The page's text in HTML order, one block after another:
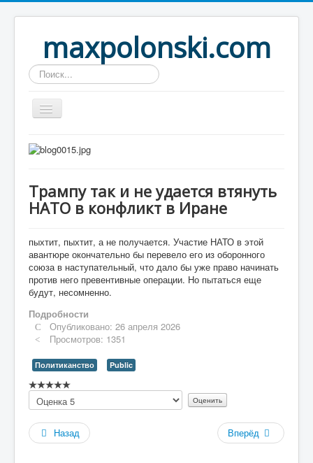
maxpolonski.com
Искать...
Home
Рассказы
Контакты
Вход
Трампу так и не удается втянуть
НАТО в конфликт в Иране
пыхтит, пыхтит, а не получается. Участие НАТО в этой
авантюре окончательно бы перевело его из оборонного
союза в наступательный, что дало бы уже право начинать
против него превентивные операции. Но пытаться еще
будут, несомненно.
Подробности
Опубликовано: 26 апреля 2026
Просмотров: 1351
Политиканство Public
Рейтинг:
/
Пожалуйста,
оцените
Назад
Вперёд